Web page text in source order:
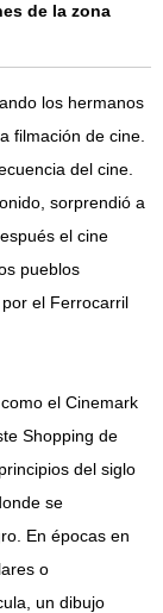
de la zona
los hermanos
filmación de cine.
del cine.
sorprendió a
el cine
pueblos
el Ferrocarril
el Cinemark
Shopping de
del siglo
se
En épocas en
o
un dibujo